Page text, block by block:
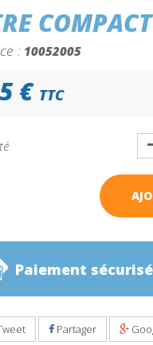
: 10052005
€ TTC
Paiement sécurisé
Partager